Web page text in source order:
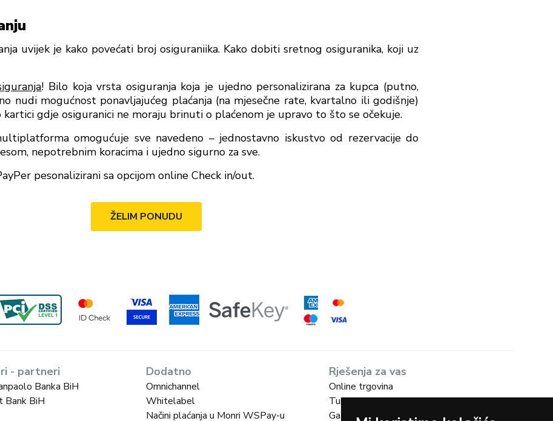
uvijek je kako povećati broj osiguraniika. Kako dobiti sretnog osiguranika, koji uz
! Bilo koja vrsta osiguranja koja je ujedno personalizirana za kupca (putno,
nudi mogućnost ponavljajućeg plaćanja (na mjesečne rate, kvartalno ili godišnje)
gdje osiguranici ne moraju brinuti o plaćenom je upravo to što se očekuje.
omogućuje sve navedeno – jednostavno iskustvo od rezervacije do
nepotrebnim koracima i ujedno sigurno za sve.
pesonalizirani sa opcijom online Check in/out.
ŽELIM PONUDU
- partneri
Banka BiH
Bank BiH
Dodatno
Omnichannel
Whitelabel
Načini plaćanja u Monri WSPay-u
Rješenja za vas
Online trgovina
Turizam
Gastro